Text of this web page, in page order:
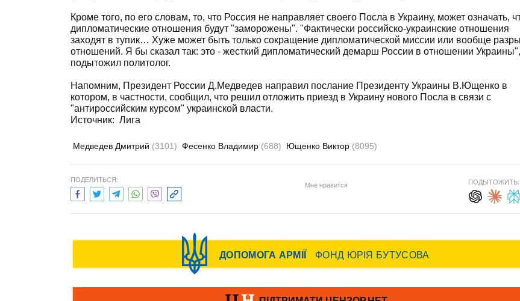
Кроме того, по его словам, то, что Россия не направляет своего Посла в Украину, может означать,
дипломатические отношения будут "заморожены". "Фактически российско-украинские отношения
заходят в тупик… Хуже может быть только сокращение дипломатической миссии или вообще
отношений. Я бы сказал так: это - жесткий дипломатический демарш России в отношении
подытожил политолог.
Напомним, Президент России Д.Медведев направил послание Президенту Украины В.Ющенко в
котором, в частности, сообщил, что решил отложить приезд в Украину нового Посла в связи с
"антироссийским курсом" украинской власти.
Источник: Лига
Медведев Дмитрий (3101) Фесенко Владимир (688) Ющенко Виктор (8095)
ПОДЕЛИТЬСЯ:
Мне нравится ПОДЫТОЖИТЬ: